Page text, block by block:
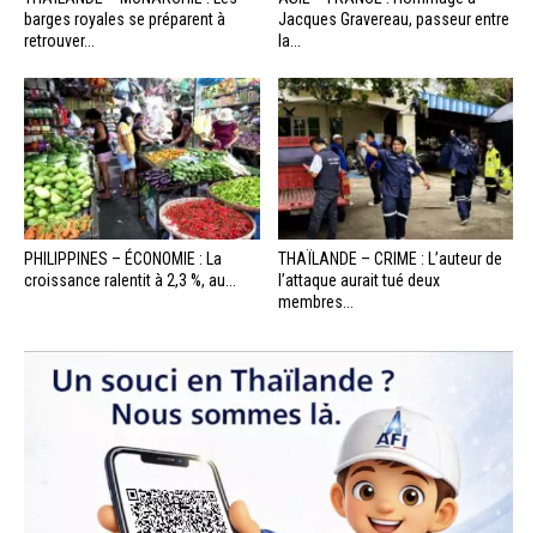
barges royales se préparent à
retrouver...
Jacques Gravereau, passeur entre
la...
PHILIPPINES – ÉCONOMIE : La
croissance ralentit à 2,3 %, au...
THAÏLANDE – CRIME : L’auteur de
l’attaque aurait tué deux
membres...